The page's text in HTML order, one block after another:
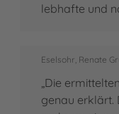
lebhafte und
Eselsohr, Renate
„Die
genau erklärt.